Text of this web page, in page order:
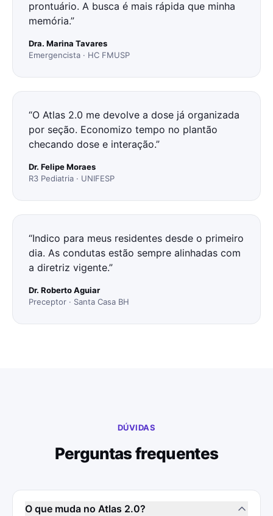
prontuário. A busca é mais rápida que minha
memória.”
Dra. Marina Tavares
Emergencista · HC FMUSP
“O Atlas 2.0 me devolve a dose já organizada
por seção. Economizo tempo no plantão
checando dose e interação.”
Dr. Felipe Moraes
R3 Pediatria · UNIFESP
“Indico para meus residentes desde o primeiro
dia. As condutas estão sempre alinhadas com
a diretriz vigente.”
Dr. Roberto Aguiar
Preceptor · Santa Casa BH
DÚVIDAS
Perguntas frequentes
O que muda no Atlas 2.0?